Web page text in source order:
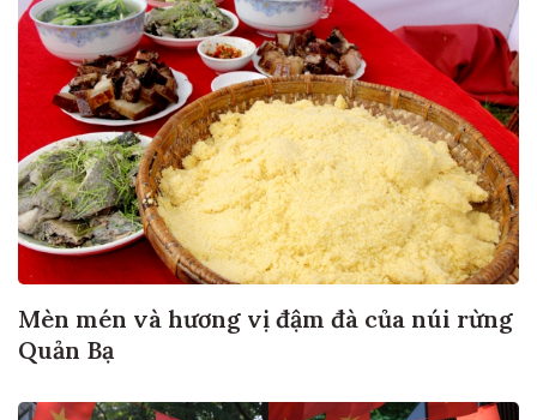
Mèn mén và hương vị đậm đà của núi rừng
Quản Bạ